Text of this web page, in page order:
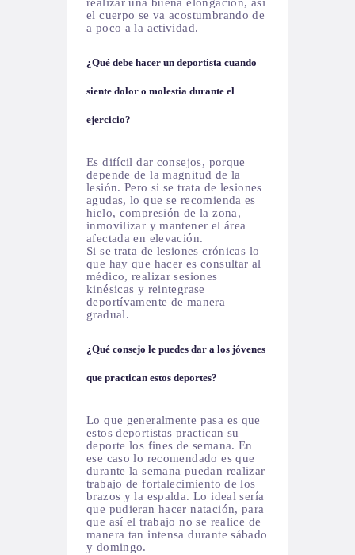
el cuerpo se va acostumbrando de
a poco a la actividad.
¿Qué debe hacer un deportista cuando
siente dolor o molestia durante el
ejercicio?
Es difícil dar consejos, porque
depende de la magnitud de la
lesión.Pero si se trata de lesiones
agudas, lo que se recomienda es
hielo, compresión de la zona,
inmovilizar y mantener el área
afectada en elevación.
Si se trata de lesiones crónicas lo
que hay que hacer es consultar al
médico, realizar sesiones
kinésicas y reintegrase
deportívamente de manera
gradual.
¿Qué consejo le puedes dar a los jóvenes
que practican estos deportes?
Lo que generalmente pasa es que
estos deportistas practican su
deporte los fines de semana.En
ese caso lo recomendado es que
durante la semana puedan realizar
trabajo de fortalecimiento de los
brazos y la espalda. Lo ideal sería
que pudieran hacer natación, para
que así el trabajo no se realice de
manera tan intensa durante sábado
y domingo.